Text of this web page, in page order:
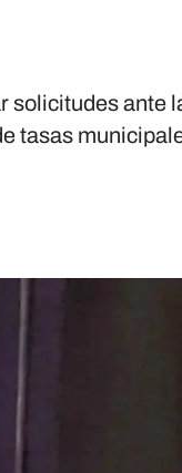
solicitudes ante
tasas